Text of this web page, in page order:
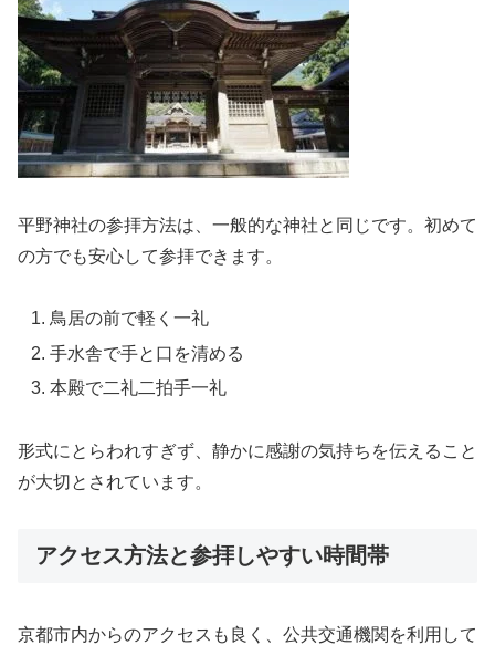
平野神社の参拝方法は、一般的な神社と同じです。初めて
の方でも安心して参拝できます。
鳥居の前で軽く一礼
手水舎で手と口を清める
本殿で二礼二拍手一礼
形式にとらわれすぎず、静かに感謝の気持ちを伝えること
が大切とされています。
アクセス方法と参拝しやすい時間帯
京都市内からのアクセスも良く、公共交通機関を利用して